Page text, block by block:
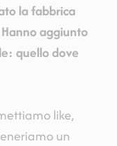
la fabbrica
Hanno aggiunto
quello dove
like,
un